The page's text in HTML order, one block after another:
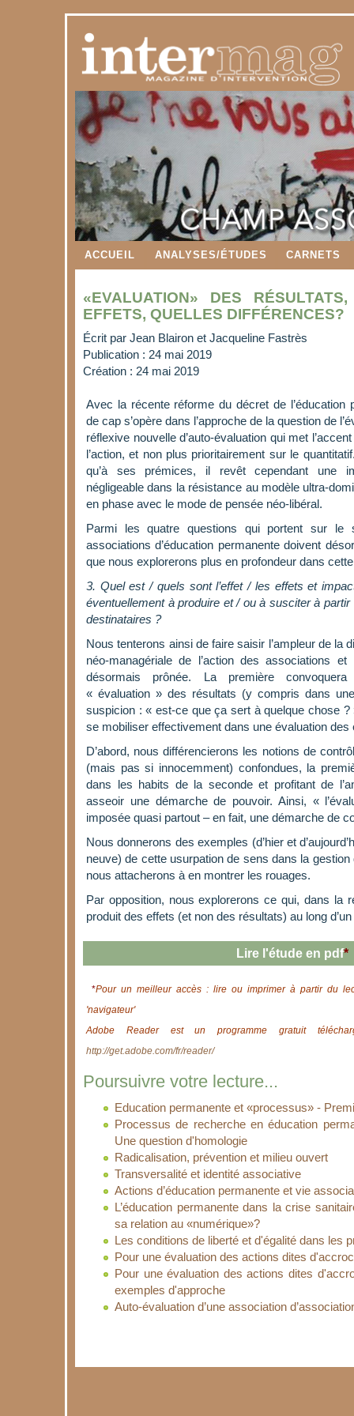
ACCUEIL ANALYSES/ÉTUDES CARNETS
«EVALUATION» DES
EFFETS, QUELLES DIFFÉRENCES?
Écrit par Jean Blairon et Jacqueline Fastrès
Publication : 24 mai 2019
Création : 24 mai 2019
Avec la récente réforme du décret de l’éducation
de cap s’opère dans l’approche de la question de
réflexive nouvelle d’auto-évaluation qui met
l’action, et non plus prioritairement sur le
qu’à ses prémices, il revêt cependant une
négligeable dans la résistance au modèle ultra-
en phase avec le mode de pensée néo-libéral.
Parmi les quatre questions qui portent sur le
associations d’éducation permanente doivent
que nous explorerons plus en profondeur dans
3. Quel est / quels sont l’effet / les effets et
éventuellement à produire et / ou à susciter à
destinataires ?
Nous tenterons ainsi de faire saisir l’ampleur de la
néo-managériale de l’action des associations et
désormais prônée. La première
« évaluation » des résultats (y compris dans
suspicion : « est-ce que ça sert à quelque chose
se mobiliser effectivement dans une évaluation des
D’abord, nous différencierons les notions de
(mais pas si innocemment) confondues, la
dans les habits de la seconde et profitant de
asseoir une démarche de pouvoir. Ainsi, «
imposée quasi partout – en fait, une démarche de
Nous donnerons des exemples (d’hier et
neuve) de cette usurpation de sens dans la
nous attacherons à en montrer les rouages.
Par opposition, nous explorerons ce qui, dans la
produit des effets (et non des résultats) au long
Lire l'étude en pdf*
*Pour un meilleur accès : lire ou imprimer à partir du
'navigateur'
Adobe Reader est un programme gratuit
http://get.adobe.com/fr/reader/
Poursuivre votre lecture...
Education permanente et «processus» -
Processus de recherche en éducation
Une question d'homologie
Radicalisation, prévention et milieu ouvert
Transversalité et identité associative
Actions d’éducation permanente et vie
L’éducation permanente dans la crise
sa relation au «numérique»?
Les conditions de liberté et d'égalité dans les
Pour une évaluation des actions dites
Pour une évaluation des actions dites
exemples d'approche
Auto-évaluation d’une association